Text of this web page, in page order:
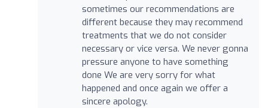
sometimes our recommendations are
different because they may recommend
treatments that we do not consider
necessary or vice versa. We never gonna
pressure anyone to have something
done We are very sorry for what
happened and once again we offer a
sincere apology.